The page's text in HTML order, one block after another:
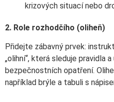
krizových situací nebo
2. Role rozhodčího (oliheň)
Přidejte zábavný prvek:
„olihní“, která sleduje pravidla
bezpečnostních opatření.
například brýle a tabuli s